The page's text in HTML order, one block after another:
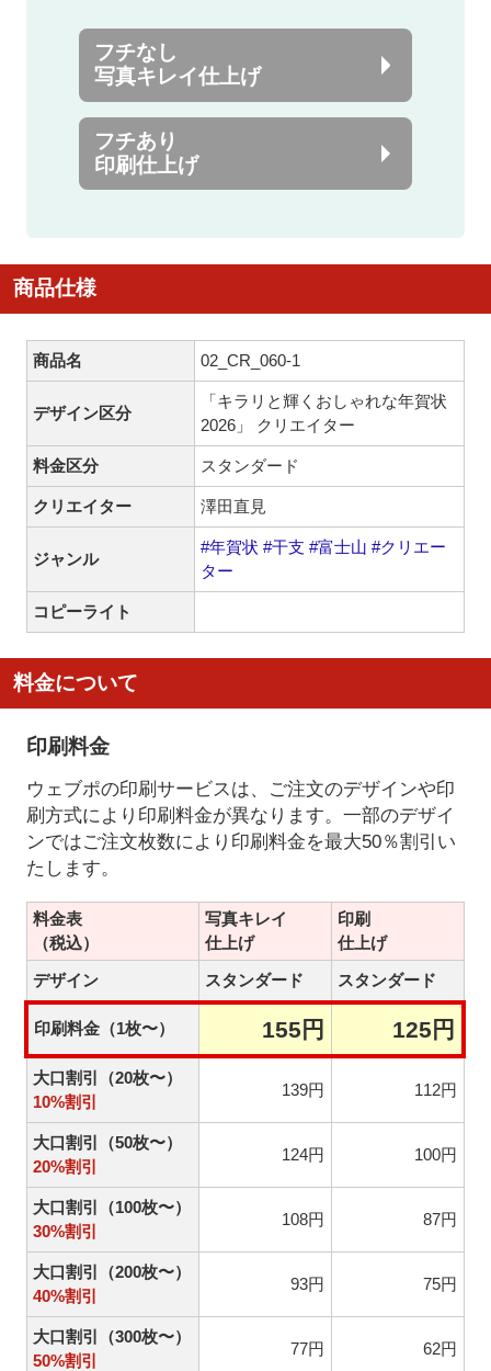
フチなし
写真キレイ仕上げ
フチあり
印刷仕上げ
商品仕様
商品名 02_CR_060-1
デザイン区分
「キラリと輝くおしゃれな年賀状
2026」 クリエイター
料金区分 スタンダード
クリエイター 澤田直見
ジャンル
#年賀状 #干支 #富士山 #クリエー
ター
コピーライト
料金について
印刷料金
ウェブポの印刷サービスは、ご注文のデザインや印
刷方式により印刷料金が異なります。一部のデザイ
ンではご注文枚数により印刷料金を最大50％割引い
たします。
料金表
（税込）
写真キレイ
仕上げ
印刷
仕上げ
デザイン
スタンダード スタンダード
印刷料金（1枚〜） 155円 125円
大口割引（20枚〜）
10%割引
139円 112円
大口割引（50枚〜）
20%割引
124円 100円
大口割引（100枚〜）
30%割引
108円 87円
大口割引（200枚〜）
40%割引
93円 75円
大口割引（300枚〜）
50%割引
77円 62円